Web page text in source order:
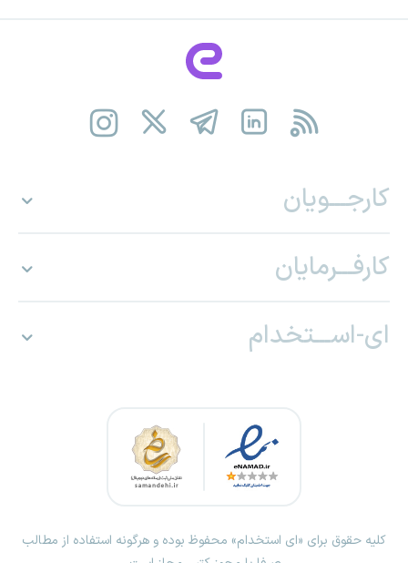
کارجـــویان
کارفـــرمایان
ای-اســـتخدام
کلیه حقوق برای «ای استخدام» محفوظ بوده و هرگونه استفاده از مطالب